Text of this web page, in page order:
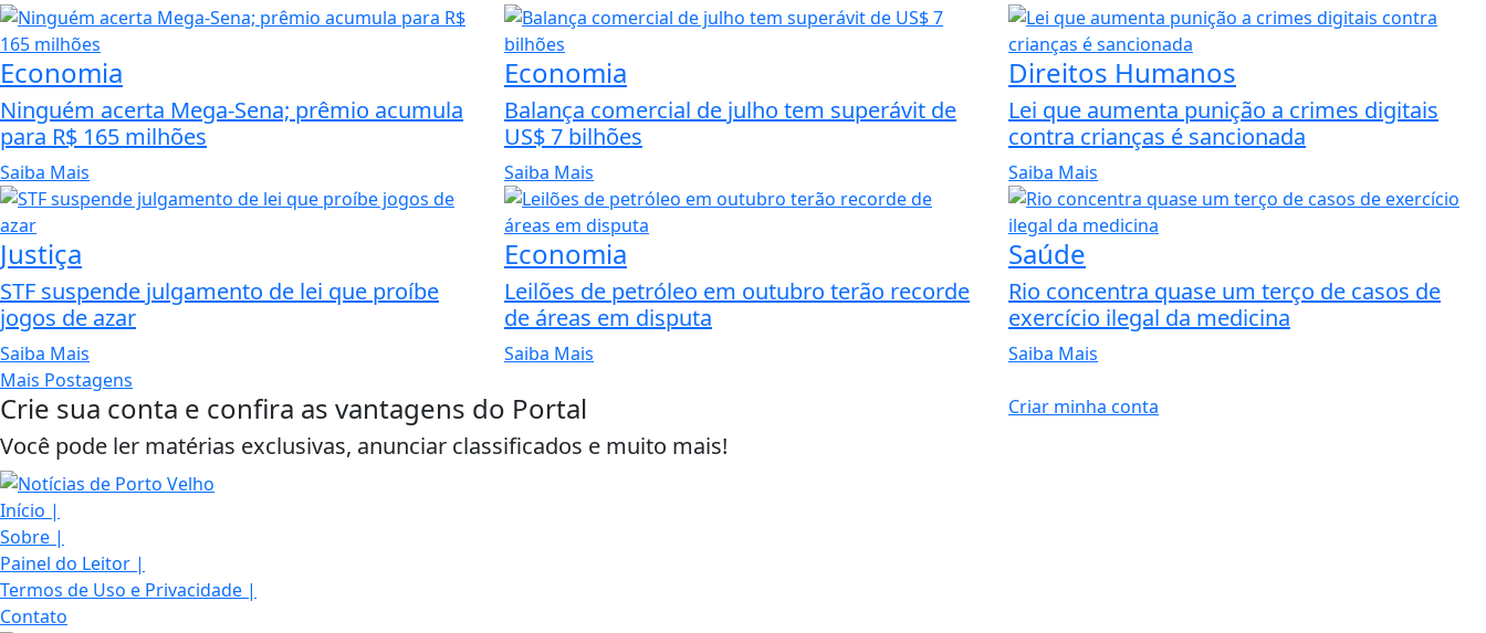
Economia
Ninguém acerta Mega-Sena; prêmio acumula
para R$ 165 milhões
Saiba Mais
Economia
Balança comercial de julho tem superávit de
US$ 7 bilhões
Saiba Mais
Direitos Humanos
Lei que aumenta punição a crimes digitais
contra crianças é sancionada
Saiba Mais
Justiça
STF suspende julgamento de lei que proíbe
jogos de azar
Saiba Mais
Economia
Leilões de petróleo em outubro terão recorde
de áreas em disputa
Saiba Mais
Saúde
Rio concentra quase um terço de casos de
exercício ilegal da medicina
Saiba Mais
Mais Postagens
Crie sua conta e confira as vantagens do Portal
Você pode ler matérias exclusivas, anunciar classificados e muito mais!
Criar minha conta
Início |
Sobre |
Painel do Leitor |
Termos de Uso e Privacidade |
Contato